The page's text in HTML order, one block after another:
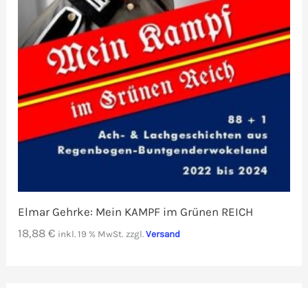
Elmar Gehrke: Mein KAMPF im Grünen REICH
18,88€ inkl. 19 % MwSt. zzgl.Versand